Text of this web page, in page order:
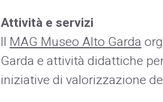
Attività e servizi
Il MAG Museo Alto Garda
Garda e attività didattiche
iniziative di valorizzazione